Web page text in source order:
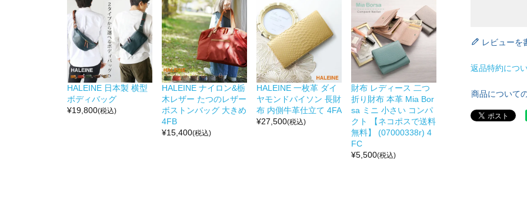
HALEINE 日本製 横型
ボディバッグ
¥19,800(税込)
HALEINE ナイロン&栃
木レザー たつのレザー
ボストンバッグ 大きめ
4FB
¥15,400(税込)
HALEINE 一枚革 ダイ
ヤモンドパイソン 長財
布 内側牛革仕立て 4FA
¥27,500(税込)
財布 レディース 二つ
折り財布 本革 Mia Bor
sa ミニ 小さい コンパ
クト 【ネコポスで送料
無料】 (07000338r) 4
FC
¥5,500(税込)
レビューを
返品特約につ
商品について